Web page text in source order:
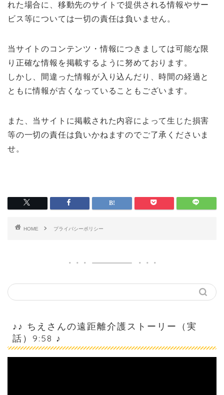
れた場合に、移動先のサイトで提供される情報やサー
ビス等については一切の責任は負いません。
当サイトのコンテンツ・情報につきましては可能な限
り正確な情報を掲載するように努めております。
しかし、間違った情報が入り込んだり、時間の経過と
ともに情報が古くなっていることもございます。
また、当サイトに掲載された内容によって生じた損害
等の一切の責任は負いかねますのでご了承くださいま
せ。
HOME プライバシーポリシー
♪♪ ちえさんの遠距離介護ストーリー（実
話）9:58 ♪